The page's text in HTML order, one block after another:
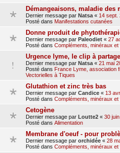
Démangeaisons, maladie des
Dernier message par Natsa « 14 sept.
Posté dans Manifestations cutanées
Donne produit de
Dernier message par Paleodiet « 27
Posté dans Compléments, minéraux et
Urgence lyme, le clip à
Dernier message par Natsa « 21 mai
Posté dans France Lyme, association
Vectorielles à Tiques
Glutathion et zinc très bas
Dernier message par Candice « 13
Posté dans Compléments, minéraux et
Cetogène
Dernier message par Loutte2 « 30
Posté dans Alimentation
Membrane d'oeuf - pour
Dernier message par orchidée « 28
Posté dans Compléments, minéraux et